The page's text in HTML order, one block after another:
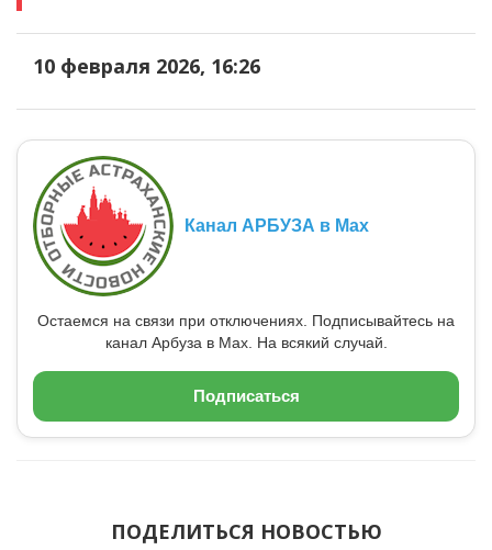
10 февраля 2026, 16:26
Канал АРБУЗА в Max
Остаемся на связи при отключениях. Подписывайтесь на
канал Арбуза в Max. На всякий случай.
Подписаться
ПОДЕЛИТЬСЯ НОВОСТЬЮ